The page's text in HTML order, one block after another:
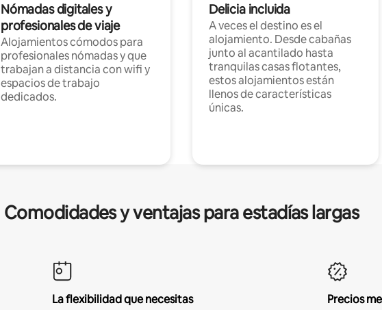
Nómadas digitales y
profesionales de viaje
Alojamientos cómodos para
profesionales nómadas y que
trabajan a distancia con wifi y
espacios de trabajo
dedicados.
Delicia incluida
A veces el destino es el
alojamiento. Desde cabañas
junto al acantilado hasta
tranquilas casas flotantes,
estos alojamientos están
llenos de características
únicas.
Comodidades y ventajas para estadías largas
La flexibilidad que necesitas
Precios